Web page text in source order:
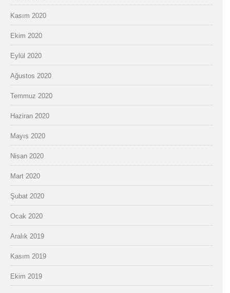
Kasım 2020
Ekim 2020
Eylül 2020
Ağustos 2020
Temmuz 2020
Haziran 2020
Mayıs 2020
Nisan 2020
Mart 2020
Şubat 2020
Ocak 2020
Aralık 2019
Kasım 2019
Ekim 2019